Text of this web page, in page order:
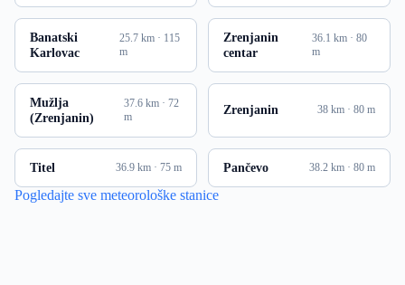
Banatski
Karlovac
25.7 km · 115
m
Zrenjanin
centar
36.1 km · 80
m
Mužlja
(Zrenjanin)
37.6 km · 72
m
Zrenjanin 38 km · 80 m
Titel 36.9 km · 75 m Pančevo 38.2 km · 80 m
Pogledajte sve meteorološke stanice